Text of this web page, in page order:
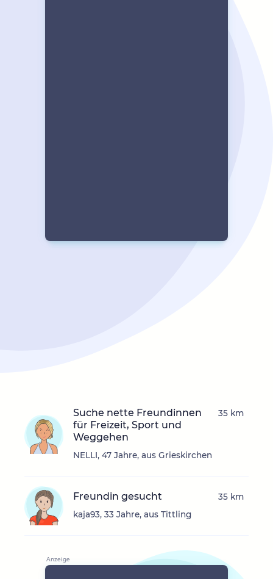
Suche nette Freundinnen
für Freizeit, Sport und
Weggehen
NELLI, 47 Jahre, aus Grieskirchen
35 km
Freundin gesucht
kaja93, 33 Jahre, aus Tittling
35 km